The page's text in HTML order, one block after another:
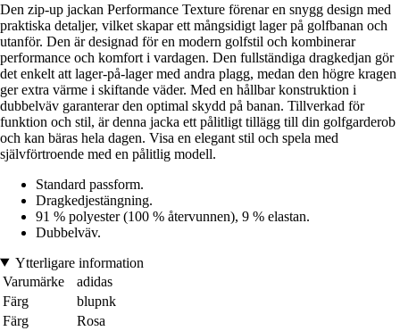
Den zip-up jackan Performance Texture förenar en snygg design med
praktiska detaljer, vilket skapar ett mångsidigt lager på golfbanan och
utanför. Den är designad för en modern golfstil och kombinerar
performance och komfort i vardagen. Den fullständiga dragkedjan gör
det enkelt att lager-på-lager med andra plagg, medan den högre kragen
ger extra värme i skiftande väder. Med en hållbar konstruktion i
dubbelväv garanterar den optimal skydd på banan. Tillverkad för
funktion och stil, är denna jacka ett pålitligt tillägg till din golfgarderob
och kan bäras hela dagen. Visa en elegant stil och spela med
självförtroende med en pålitlig modell.
Standard passform.
Dragkedjestängning.
91 % polyester (100 % återvunnen), 9 % elastan.
Dubbelväv.
Ytterligare information
Varumärke
adidas
Färg
blupnk
Färg
Rosa